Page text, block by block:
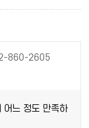
860-2605
어느 정도 만족하